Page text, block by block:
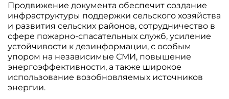
Продвижение документа обеспечит создание
инфраструктуры поддержки сельского хозяйства
и развития сельских районов, сотрудничество в
сфере пожарно-спасательных служб, усиление
устойчивости к дезинформации, с особым
упором на независимые СМИ, повышение
энергоэффективности, а также широкое
использование возобновляемых источников
энергии.